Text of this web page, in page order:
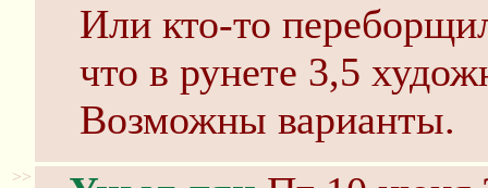
Или кто-то
что в рунете 3,5
Возможны варианты.
>>